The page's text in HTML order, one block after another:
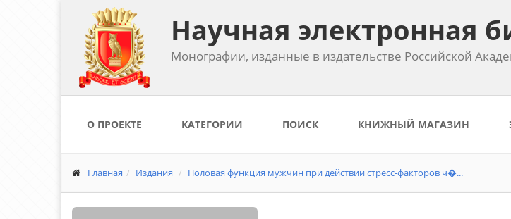
Научная электронная
Монографии, изданные в издательстве Российской
О ПРОЕКТЕ КАТЕГОРИИ ПОИСК КНИЖНЫЙ МАГАЗИН
Главная Издания Половая функция мужчин при действии стресс-факторов ч�...